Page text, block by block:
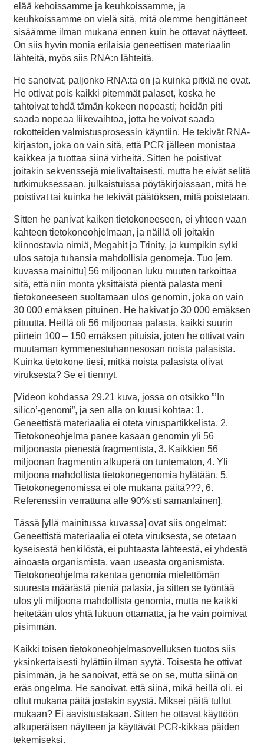
elää kehoissamme ja keuhkoissamme, ja
keuhkoissamme on vielä sitä, mitä olemme hengittäneet
sisäämme ilman mukana ennen kuin he ottavat näytteet.
On siis hyvin monia erilaisia geneettisen materiaalin
lähteitä, myös siis RNA:n lähteitä.
He sanoivat, paljonko RNA:ta on ja kuinka pitkiä ne ovat.
He ottivat pois kaikki pitemmät palaset, koska he
tahtoivat tehdä tämän kokeen nopeasti; heidän piti
saada nopeaa liikevaihtoa, jotta he voivat saada
rokotteiden valmistusprosessin käyntiin. He tekivät RNA-
kirjaston, joka on vain sitä, että PCR jälleen monistaa
kaikkea ja tuottaa siinä virheitä. Sitten he poistivat
joitakin sekvenssejä mielivaltaisesti, mutta he eivät selitä
tutkimuksessaan, julkaistuissa pöytäkirjoissaan, mitä he
poistivat tai kuinka he tekivät päätöksen, mitä poistetaan.
Sitten he panivat kaiken tietokoneeseen, ei yhteen vaan
kahteen tietokoneohjelmaan, ja näillä oli joitakin
kiinnostavia nimiä, Megahit ja Trinity, ja kumpikin sylki
ulos satoja tuhansia mahdollisia genomeja. Tuo [em.
kuvassa mainittu] 56 miljoonan luku muuten tarkoittaa
sitä, että niin monta yksittäistä pientä palasta meni
tietokoneeseen suoltamaan ulos genomin, joka on vain
30 000 emäksen pituinen. He hakivat jo 30 000 emäksen
pituutta. Heillä oli 56 miljoonaa palasta, kaikki suurin
piirtein 100 – 150 emäksen pituisia, joten he ottivat vain
muutaman kymmenestuhannesosan noista palasista.
Kuinka tietokone tiesi, mitkä noista palasista olivat
viruksesta? Se ei tiennyt.
[Videon kohdassa 29.21 kuva, jossa on otsikko ”’In
silico’-genomi”, ja sen alla on kuusi kohtaa: 1.
Geneettistä materiaalia ei oteta viruspartikkelista, 2.
Tietokoneohjelma panee kasaan genomin yli 56
miljoonasta pienestä fragmentista, 3. Kaikkien 56
miljoonan fragmentin alkuperä on tuntematon, 4. Yli
miljoona mahdollista tietokonegenomia hylätään, 5.
Tietokonegenomissa ei ole mukana päitä???, 6.
Referenssiin verrattuna alle 90%:sti samanlainen].
Tässä [yllä mainitussa kuvassa] ovat siis ongelmat:
Geneettistä materiaalia ei oteta viruksesta, se otetaan
kyseisestä henkilöstä, ei puhtaasta lähteestä, ei yhdestä
ainoasta organismista, vaan useasta organismista.
Tietokoneohjelma rakentaa genomia mielettömän
suuresta määrästä pieniä palasia, ja sitten se työntää
ulos yli miljoona mahdollista genomia, mutta ne kaikki
heitetään ulos yhtä lukuun ottamatta, ja he vain poimivat
pisimmän.
Kaikki toisen tietokoneohjelmasovelluksen tuotos siis
yksinkertaisesti hylättiin ilman syytä. Toisesta he ottivat
pisimmän, ja he sanoivat, että se on se, mutta siinä on
eräs ongelma. He sanoivat, että siinä, mikä heillä oli, ei
ollut mukana päitä jostakin syystä. Miksei päitä tullut
mukaan? Ei aavistustakaan. Sitten he ottavat käyttöön
alkuperäisen näytteen ja käyttävät PCR-kikkaa päiden
tekemiseksi.